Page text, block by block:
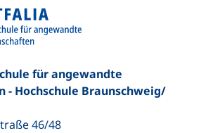
für angewandte
- Hochschule Braunschweig/​
46/48